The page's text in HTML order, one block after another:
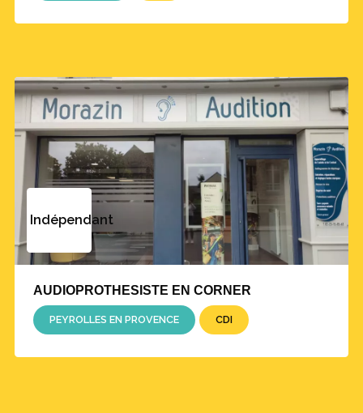
Indépendant
AUDIOPROTHESISTE EN CORNER
PEYROLLES EN PROVENCE CDI